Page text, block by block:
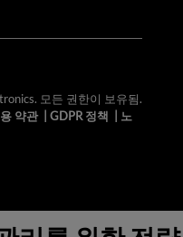
모든 권한이 보유됨.
약관| GDPR 정책
노